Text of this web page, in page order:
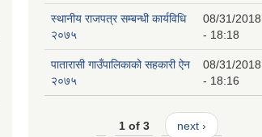
स्थानीय राजपत्र सम्बन्धी कार्यविधि
२०७५
08/31/2018
- 18:18
पातारासी गाउँपालिकाको सहकारी ऐन
२०७५
08/31/2018
- 18:16
1 of 3 next ›